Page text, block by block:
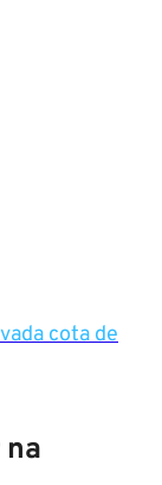
cota de